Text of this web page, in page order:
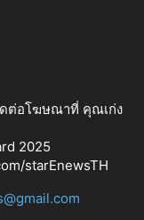
ต่อโฆษณาที่ คุณเก่ง
2025
starEnewsTH